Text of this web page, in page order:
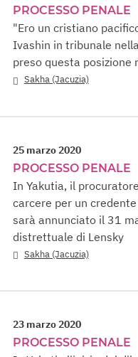
PROCESSO PENALE
"Ero un cristiano
Ivashin in tribunale
preso questa posizione
Sakha (Jacuzia)
25 marzo 2020
PROCESSO PENALE
In Yakutia, il
carcere per un
sarà annunciato il 31
distrettuale di Lensky
Sakha (Jacuzia)
23 marzo 2020
PROCESSO PENALE